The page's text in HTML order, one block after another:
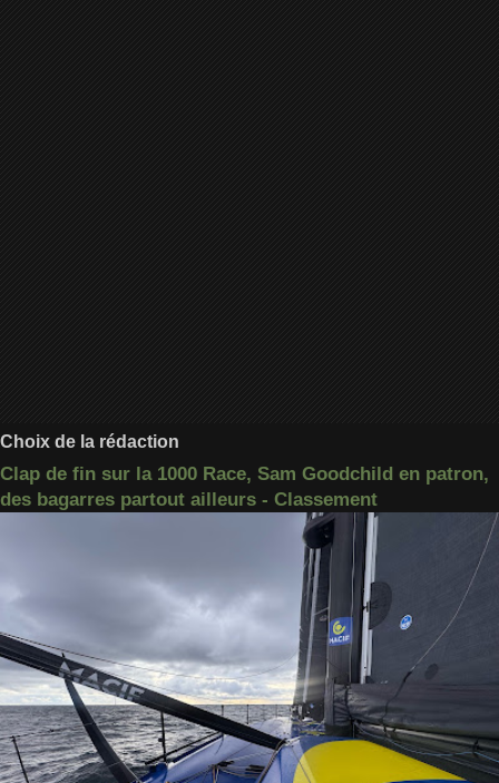
Choix de la rédaction
Clap de fin sur la 1000 Race, Sam Goodchild en patron,
des bagarres partout ailleurs - Classement